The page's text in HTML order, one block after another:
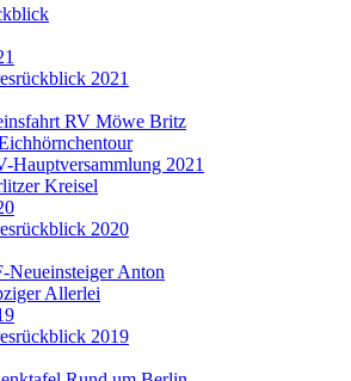
2021
RV Möwe Britz
Hauptversammlung 2021
Kreisel
2020
Neueinsteiger Anton
Allerlei
2019